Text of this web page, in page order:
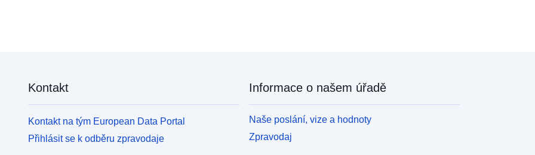
Kontakt
Kontakt na tým European Data Portal
Přihlásit se k odběru zpravodaje
Informace o našem úřadě
Naše poslání, vize a hodnoty
Zpravodaj